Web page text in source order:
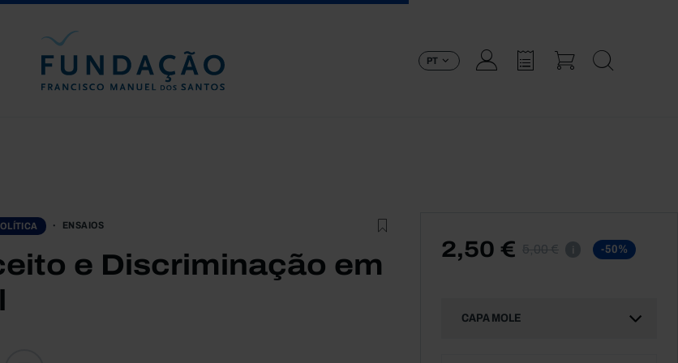
PT
ENSAIOS
e Discriminação em
2,50 € 5,00 € -50%
CAPA MOLE